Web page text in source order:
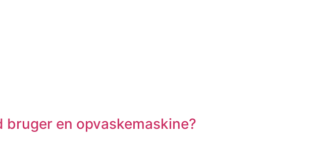
bruger en opvaskemaskine?